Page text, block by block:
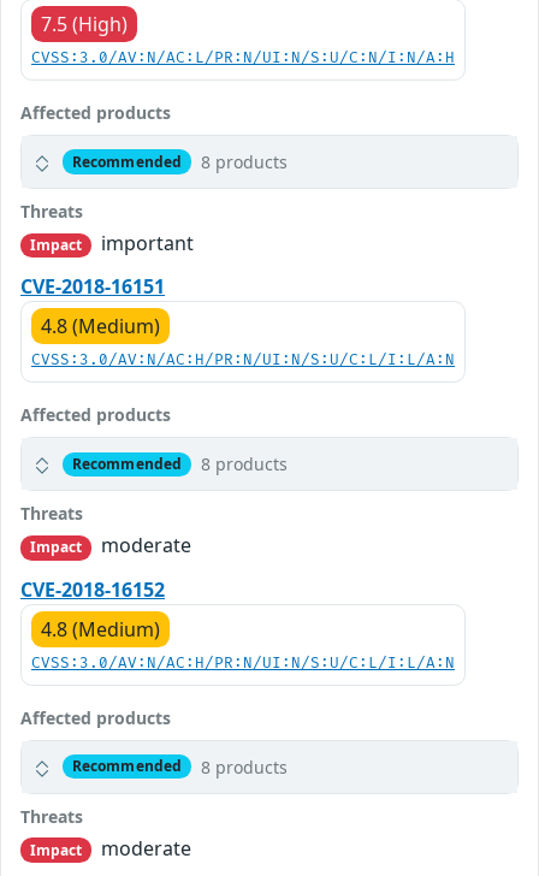
7.5 (High)
CVSS:3.0/AV:N/AC:L/PR:N/UI:N/S:U/C:N/I:N/A:H
Affected products
Recommended 8 products
Threats
Impact
important
CVE-2018-16151
4.8 (Medium)
CVSS:3.0/AV:N/AC:H/PR:N/UI:N/S:U/C:L/I:L/A:N
Affected products
Recommended 8 products
Threats
Impact
moderate
CVE-2018-16152
4.8 (Medium)
CVSS:3.0/AV:N/AC:H/PR:N/UI:N/S:U/C:L/I:L/A:N
Affected products
Recommended 8 products
Threats
Impact
moderate